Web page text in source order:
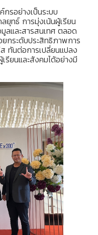
รอย่างเป็นระบบ
ยุทธ์ การมุ่งเน้นผู้เรียน
ลและสารสนเทศ ตลอด
ระดับประสิทธิภาพการ
ทันต่อการเปลี่ยนแปลง
รียนและสังคมได้อย่างมี